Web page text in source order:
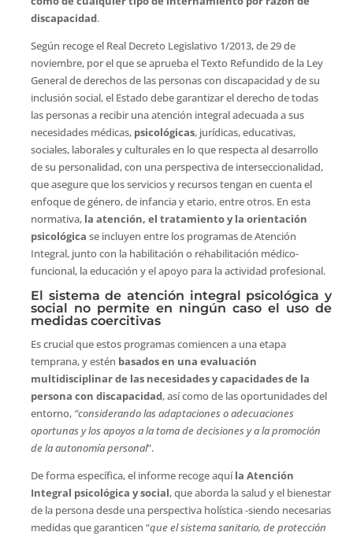
discapacidad.
Según recoge el Real Decreto Legislativo 1/2013, de 29 de
noviembre, por el que se aprueba el Texto Refundido de la Ley
General de derechos de las personas con discapacidad y de su
inclusión social, el Estado debe garantizar el derecho de todas
las personas a recibir una atención integral adecuada a sus
necesidades médicas, psicológicas, jurídicas, educativas,
sociales, laborales y culturales en lo que respecta al desarrollo
de su personalidad, con una perspectiva de interseccionalidad,
que asegure que los servicios y recursos tengan en cuenta el
enfoque de género, de infancia y etario, entre otros. En esta
normativa, la atención, el tratamiento y la orientación
psicológica se incluyen entre los programas de Atención
Integral, junto con la habilitación o rehabilitación médico-
funcional, la educación y el apoyo para la actividad profesional.
El sistema de atención integral psicológica y
social no permite en ningún caso el uso de
medidas coercitivas
Es crucial que estos programas comiencen a una etapa
temprana, y estén basados en una evaluación
multidisciplinar de las necesidades y capacidades de la
persona con discapacidad, así como de las oportunidades del
entorno, “considerando las adaptaciones o adecuaciones
oportunas y los apoyos a la toma de decisiones y a la promoción
de la autonomía personal”.
De forma específica, el informe recoge aquíla Atención
Integral psicológica y social, que aborda la salud y el bienestar
de la persona desde una perspectiva holística -siendo necesarias
medidas que garanticen “que el sistema sanitario, de protección